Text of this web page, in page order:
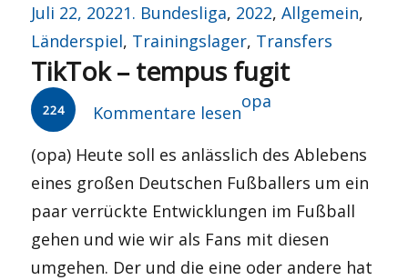
Veröffentlicht
am
Juli 22, 2022Kategorien
1. Bundesliga, 2022,Allgemein,
Länderspiel, Trainingslager, Transfers
TikTok – tempus fugit
224 Kommentare lesen
Autor
opa
(opa) Heute soll es anlässlich des Ablebens
eines großen Deutschen Fußballers um ein
paar verrückte Entwicklungen im Fußball
gehen und wie wir als Fans mit diesen
umgehen. Der und die eine oder andere hat